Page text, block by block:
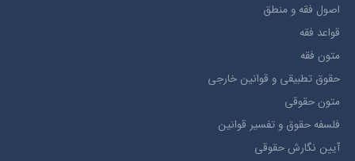
اصول فقه و منطق
قواعد فقه
متون فقه
حقوق تطبيقي و قوانین خارجی
متون حقوقي
فلسفه حقوق و تفسیر قوانین
آیین نگارش حقوقی